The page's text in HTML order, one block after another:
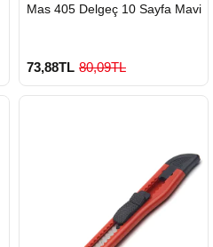
Mas 405 Delgeç 10 Sayfa Mavi
73,88TL 80,09TL